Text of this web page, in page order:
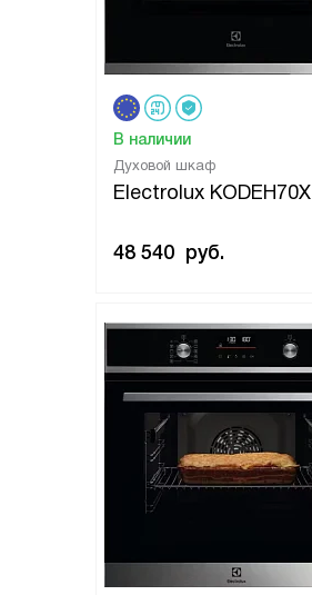
Духовой шкаф
Electrolux KODEH70X
В наличии
48 540 руб.